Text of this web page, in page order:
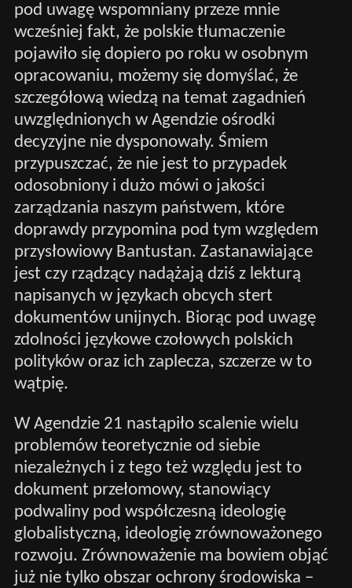
pod uwagę wspomniany przeze mnie
wcześniej fakt, że polskie tłumaczenie
pojawiło się dopiero po roku w osobnym
opracowaniu, możemy się domyślać, że
szczegółową wiedzą na temat zagadnień
uwzględnionych w Agendzie ośrodki
decyzyjne nie dysponowały. Śmiem
przypuszczać, że nie jest to przypadek
odosobniony i dużo mówi o jakości
zarządzania naszym państwem, które
doprawdy przypomina pod tym względem
przysłowiowy Bantustan. Zastanawiające
jest czy rządzący nadążają dziś z lekturą
napisanych w językach obcych stert
dokumentów unijnych. Biorąc pod uwagę
zdolności językowe czołowych polskich
polityków oraz ich zaplecza, szczerze w to
wątpię.
W Agendzie 21 nastąpiło scalenie wielu
problemów teoretycznie od siebie
niezależnych i z tego też względu jest to
dokument przełomowy, stanowiący
podwaliny pod współczesną ideologię
globalistyczną, ideologię zrównoważonego
rozwoju. Zrównoważenie ma bowiem objąć
już nie tylko obszar ochrony środowiska –